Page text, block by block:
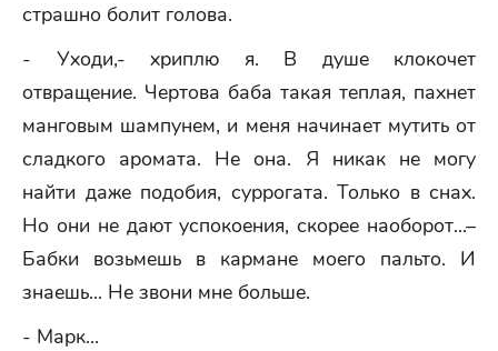
страшно болит голова.
- Уходи,- хриплю я. В душе клокочет
отвращение. Чертова баба такая теплая, пахнет
манговым шампунем, и меня начинает мутить от
сладкого аромата. Не она. Я никак не могу
найти даже подобия, суррогата. Только в снах.
Но они не дают успокоения, скорее наоборот...–
Бабки возьмешь в кармане моего пальто. И
знаешь... Не звони мне больше.
- Марк...